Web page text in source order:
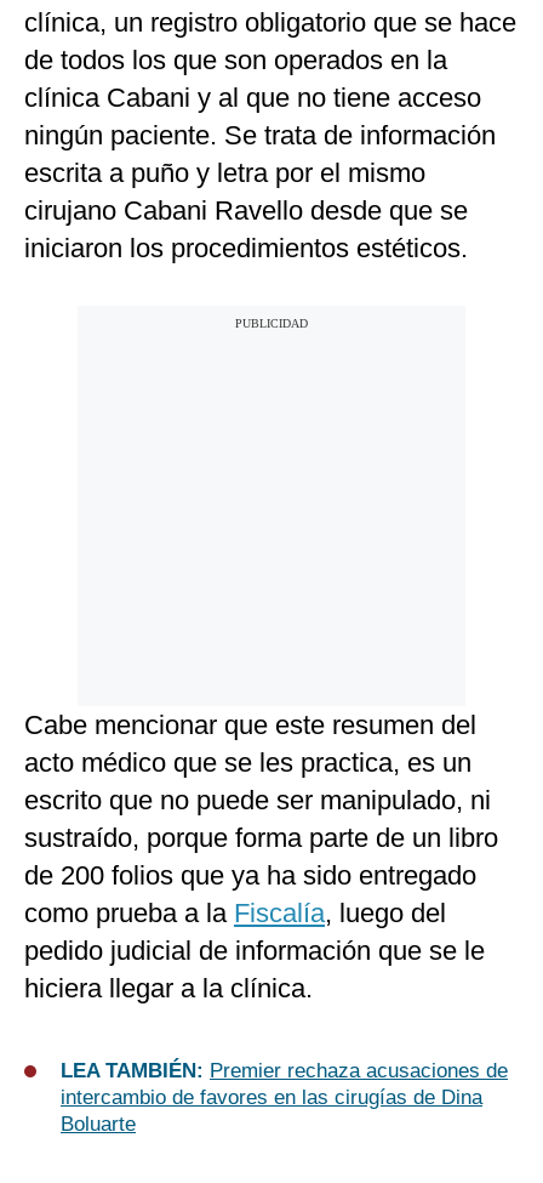
clínica, un registro obligatorio que se hace
de todos los que son operados en la
clínica Cabani y al que no tiene acceso
ningún paciente. Se trata de información
escrita a puño y letra por el mismo
cirujano Cabani Ravello desde que se
iniciaron los procedimientos estéticos.
Cabe mencionar que este resumen del
acto médico que se les practica, es un
escrito que no puede ser manipulado, ni
sustraído, porque forma parte de un libro
de 200 folios que ya ha sido entregado
como prueba a la Fiscalía, luego del
pedido judicial de información que se le
hiciera llegar a la clínica.
LEA TAMBIÉN: Premier rechaza acusaciones de
intercambio de favores en las cirugías de Dina
Boluarte